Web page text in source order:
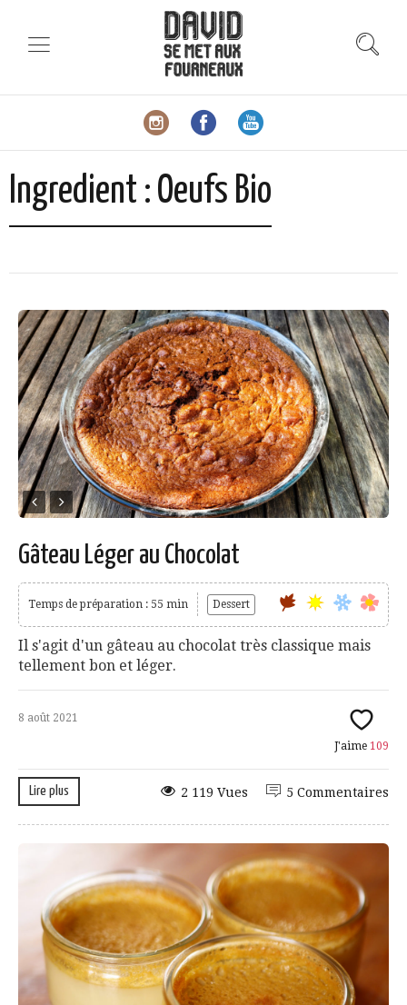
Ingredient : Oeufs Bio
Gâteau Léger au Chocolat
Temps de préparation : 55 min Dessert
Il s'agit d'un gâteau au chocolat très classique mais
tellement bon et léger.
8 août 2021
J'aime 109
Lire plus 5 Commentaires
2 119 Vues